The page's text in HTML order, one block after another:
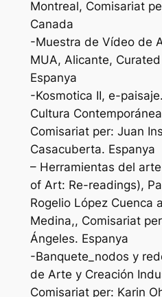
Montreal, Comisariat
Canada
-Muestra de Vídeo de
MUA, Alicante,
Espanya
-Kosmotica II, e-
Cultura
Comisariat per: Juan
Casacuberta. Espanya
– Herramientas del
of Art: Re-readings),
Rogelio López Cuenca
Medina,, Comisariat
Ángeles. Espanya
-Banquete_nodos y
de Arte y Creación
Comisariat per: Karin